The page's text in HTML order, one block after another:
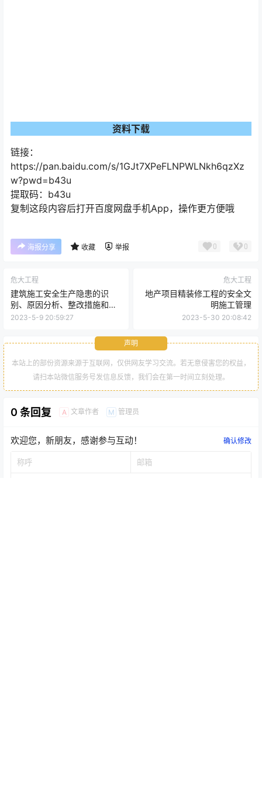
资料下载
链接：
https://pan.baidu.com/s/1GJt7XPeFLNPWLNkh6qzXz
w?pwd=b43u
提取码：b43u
复制这段内容后打开百度网盘手机App，操作更方便哦
海报分享 收藏 举报 0 0
危大工程
建筑施工安全生产隐患的识
别、原因分析、整改措施和管
控措施（19大类，494页）
2023-5-9 20:59:27
危大工程
地产项目精装修工程的安全文
明施工管理
2023-5-30 20:08:42
声明
本站上的部份资源来源于互联网，仅供网友学习交流。若无意侵害您的权益，
请扫本站微信服务号发信息反馈，我们会在第一时间立刻处理。
0 条回复 A 文章作者 M 管理员
欢迎您，新朋友，感谢参与互动！ 确认修改